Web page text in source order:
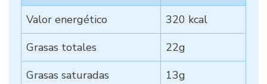
Valor energético
320 kcal
Grasas totales
22g
Grasas saturadas
13g